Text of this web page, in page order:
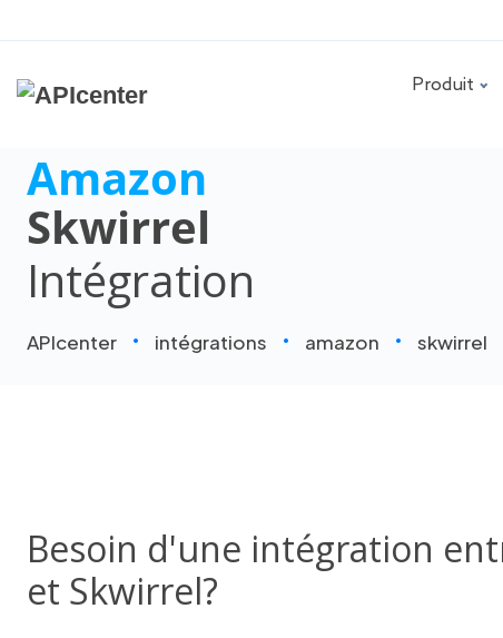
Produit
Amazon
Skwirrel
Intégration
APIcenter intégrations amazon skwirrel
Besoin d'une intégration
et Skwirrel?